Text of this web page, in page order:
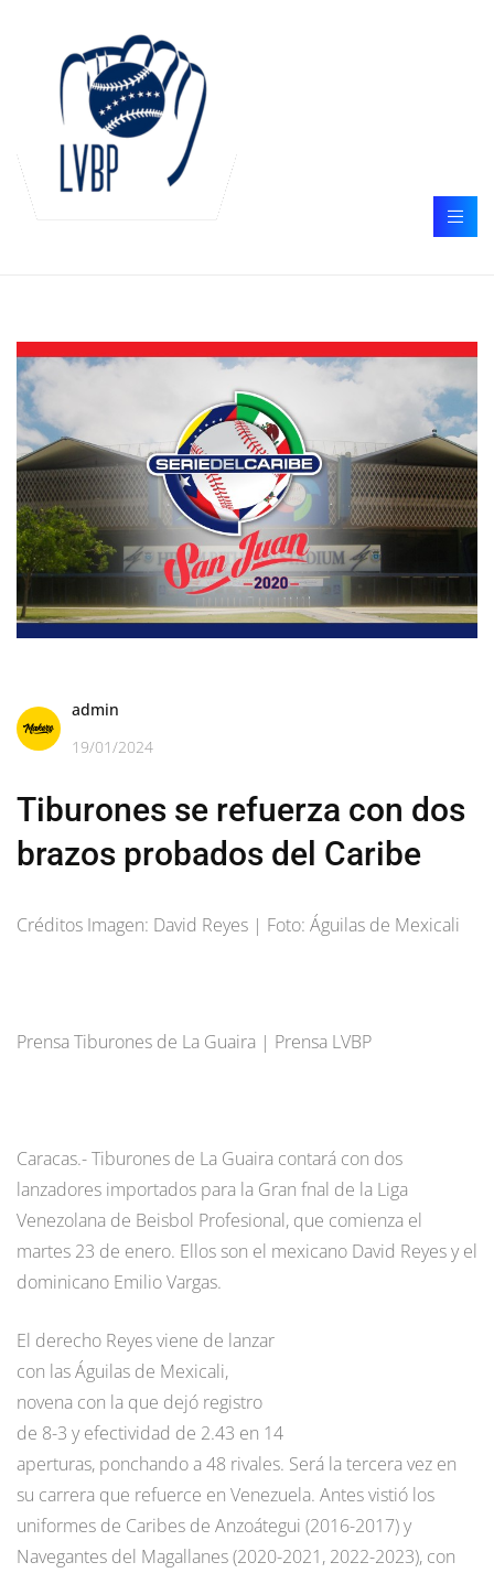
admin
19/01/2024
Tiburones se refuerza con dos
brazos probados del Caribe
Créditos Imagen: David Reyes | Foto: Águilas de Mexicali
Prensa Tiburones de La Guaira | Prensa LVBP
Caracas.- Tiburones de La Guaira contará con dos
lanzadores importados para la Gran fnal de la Liga
Venezolana de Beisbol Profesional, que comienza el
martes 23 de enero. Ellos son el mexicano David Reyes y el
dominicano Emilio Vargas.
El derecho Reyes viene de lanzar
con las Águilas de Mexicali,
novena con la que dejó registro
de 8-3 y efectividad de 2.43 en 14
aperturas, ponchando a 48 rivales. Será la tercera vez en
su carrera que refuerce en Venezuela. Antes vistió los
uniformes de Caribes de Anzoátegui (2016-2017) y
Navegantes del Magallanes (2020-2021, 2022-2023), con